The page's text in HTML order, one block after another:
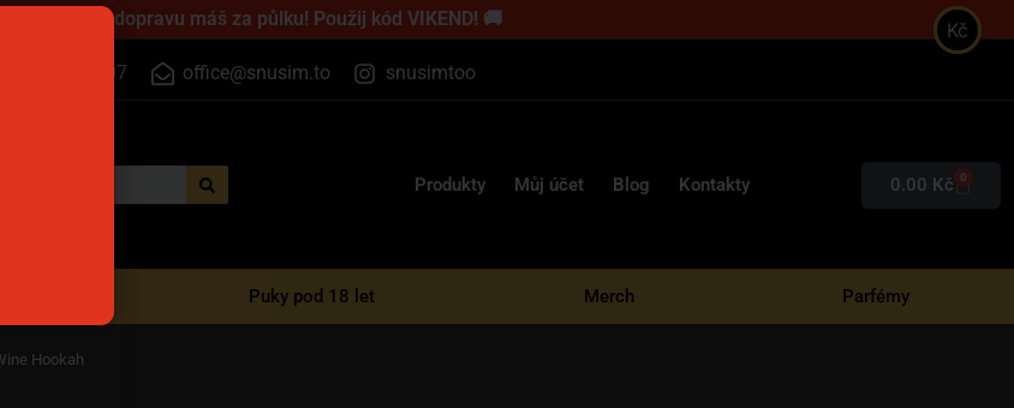
víkend a dopravu máš za půlku! Použij kód VIKEND! 🚚
555 500 807 office@snusim.to snusimtoo
Produkty Můj účet Blog Kontakty 0.00 Kč 0
Puky pod 18 let Merch Parfémy
Hookah
Kč